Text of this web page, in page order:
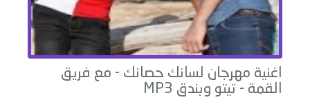
اغنية مهرجان لسانك حصانك - مع فريق
القمة - تيتو وبندق